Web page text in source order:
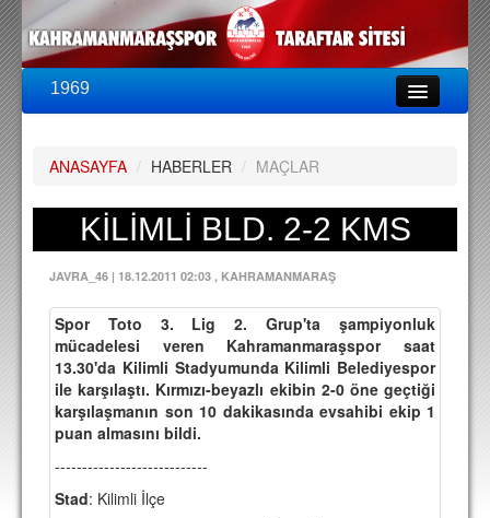
1969
PUAN DURUMU
FİKSTÜR
KADRO
A TAKIM KADROSU
TEKNİK KADRO
TRANSFERLER
TARAFTAR
DEPLASMAN
ANASAYFA / HABERLER / MAÇLAR
KİLİMLİ BLD. 2-2 KMS
JAVRA_46 | 18.12.2011 02:03 , KAHRAMANMARAŞ
Spor Toto 3. Lig 2. Grup'ta şampiyonluk
mücadelesi veren Kahramanmaraşspor saat
13.30'da Kilimli Stadyumunda Kilimli Belediyespor
ile karşılaştı. Kırmızı-beyazlı ekibin 2-0 öne geçtiği
karşılaşmanın son 10 dakikasında evsahibi ekip 1
puan almasını bildi.
----------------------------
Stad: Kilimli İlçe